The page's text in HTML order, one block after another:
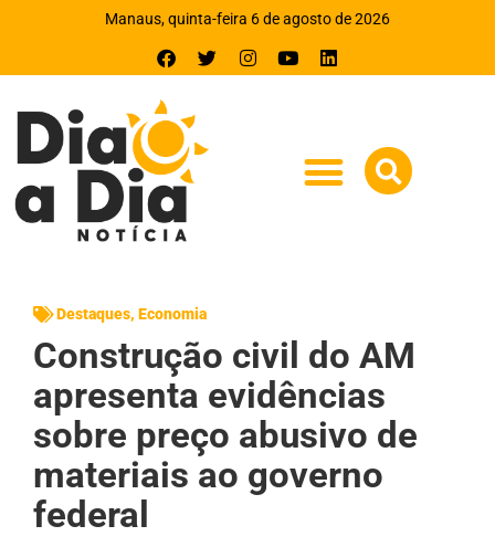
Manaus, quinta-feira 6 de agosto de 2026
Destaques, Economia
Construção civil do AM
apresenta evidências
sobre preço abusivo de
materiais ao governo
federal